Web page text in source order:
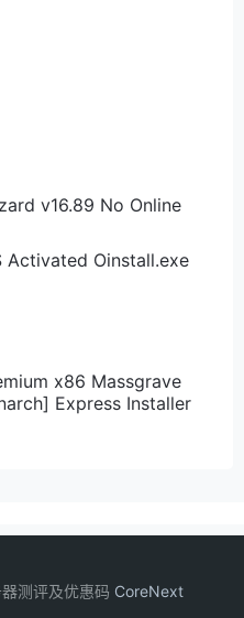
v16.89 No Online
Oinstall.exe
x86 Massgrave
Express Installer
测评及优惠码 CoreNext